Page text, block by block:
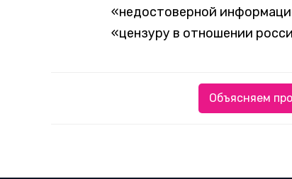
«недостоверной
«цензуру в отношении
Объясняем